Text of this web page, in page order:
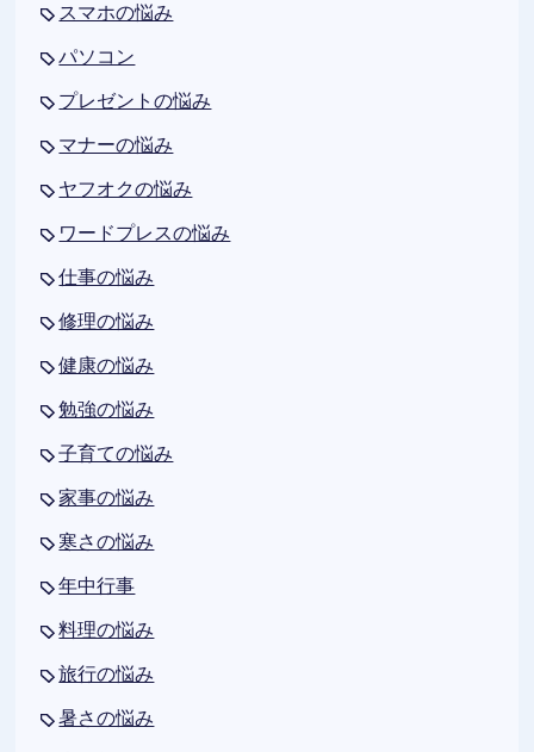
スマホの悩み
パソコン
プレゼントの悩み
マナーの悩み
ヤフオクの悩み
ワードプレスの悩み
仕事の悩み
修理の悩み
健康の悩み
勉強の悩み
子育ての悩み
家事の悩み
寒さの悩み
年中行事
料理の悩み
旅行の悩み
暑さの悩み